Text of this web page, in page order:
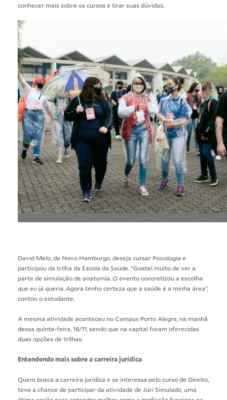
conhecer mais sobre os cursos e tirar suas dúvidas.
David Melo, de Novo Hamburgo, deseja cursar Psicologia e
participou da trilha da Escola da Saúde. “Gostei muito de ver a
parte de simulação de anatomia. O evento concretizou a escolha
que eu já queria. Agora tenho certeza que a saúde é a minha área”,
contou o estudante.
A mesma atividade aconteceu no Campus Porto Alegre, na manhã
dessa quinta-feira, 18/11, sendo que na capital foram oferecidas
duas opções de trilhas.
Entendendo mais sobre a carreira jurídica
Quem busca a carreira jurídica e se interessa pelo curso de Direito,
teve a chance de participar da atividade de Júri Simulado, uma